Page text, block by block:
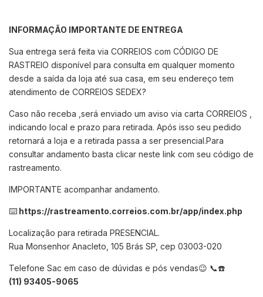
INFORMAÇÃO IMPORTANTE DE ENTREGA
Sua entrega será feita via CORREIOS com CÓDIGO DE
RASTREIO disponível para consulta em qualquer momento
desde a saída da loja até sua casa, em seu endereço tem
atendimento de CORREIOS SEDEX?
Caso não receba ,será enviado um aviso via carta CORREIOS ,
indicando local e prazo para retirada. Após isso seu pedido
retornará a loja e a retirada passa a ser presencial.Para
consultar andamento basta clicar neste link com seu código de
rastreamento.
IMPORTANTE acompanhar andamento.
⌨️ https://rastreamento.correios.com.br/app/index.php
Localização para retirada PRESENCIAL.
Rua Monsenhor Anacleto, 105 Brás SP, cep 03003-020
Telefone Sac em caso de dúvidas e pós vendas😉 📞☎️
(11) 93405-9065